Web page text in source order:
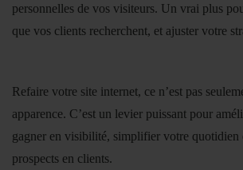
personnelles de vos visiteurs. Un vrai plus
que vos clients recherchent, et ajuster votre
Refaire votre site internet, ce n’est pas
apparence. C’est un levier puissant pour
gagner en visibilité, simplifier votre quotidien
prospects en clients.